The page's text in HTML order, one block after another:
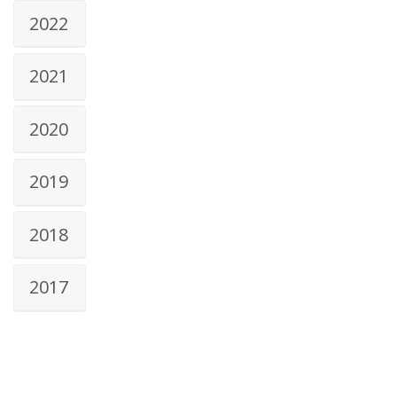
2022
2021
2020
2019
2018
2017